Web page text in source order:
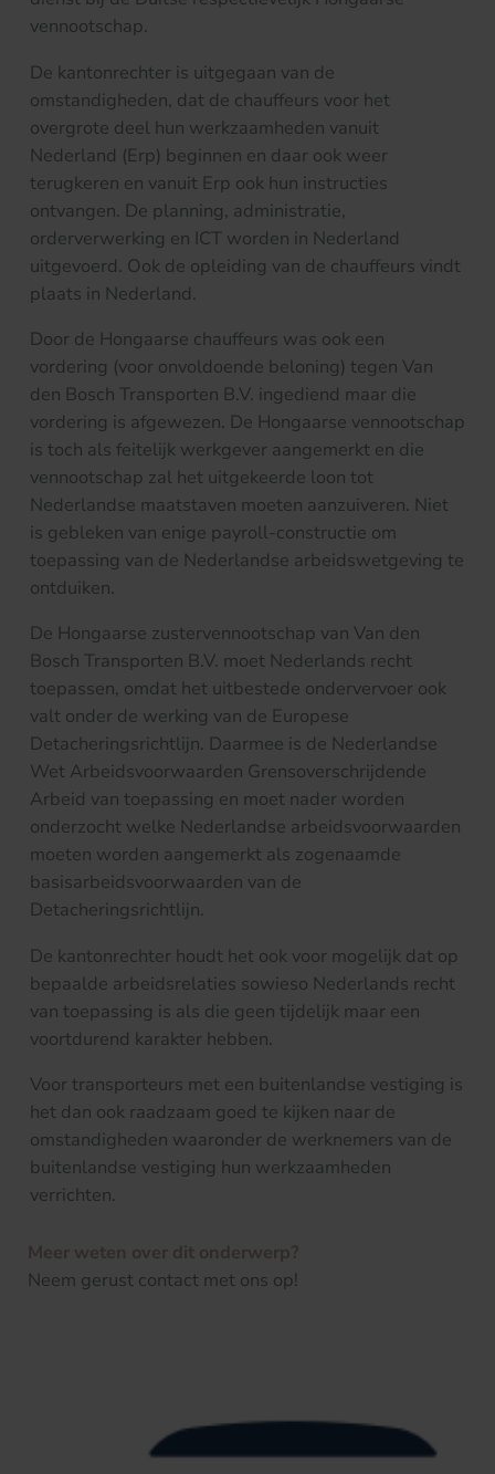
vennootschap.
De kantonrechter is uitgegaan van de
omstandigheden, dat de chauffeurs voor het
overgrote deel hun werkzaamheden vanuit
Nederland (Erp) beginnen en daar ook weer
terugkeren en vanuit Erp ook hun instructies
ontvangen. De planning, administratie,
orderverwerking en ICT worden in Nederland
uitgevoerd. Ook de opleiding van de chauffeurs vindt
plaats in Nederland.
Door de Hongaarse chauffeurs was ook een
vordering (voor onvoldoende beloning) tegen Van
den Bosch Transporten B.V. ingediend maar die
vordering is afgewezen. De Hongaarse vennootschap
is toch als feitelijk werkgever aangemerkt en die
vennootschap zal het uitgekeerde loon tot
Nederlandse maatstaven moeten aanzuiveren. Niet
is gebleken van enige payroll-constructie om
toepassing van de Nederlandse arbeidswetgeving te
ontduiken.
De Hongaarse zustervennootschap van Van den
Bosch Transporten B.V. moet Nederlands recht
toepassen, omdat het uitbestede ondervervoer ook
valt onder de werking van de Europese
Detacheringsrichtlijn. Daarmee is de Nederlandse
Wet Arbeidsvoorwaarden Grensoverschrijdende
Arbeid van toepassing en moet nader worden
onderzocht welke Nederlandse arbeidsvoorwaarden
moeten worden aangemerkt als zogenaamde
basisarbeidsvoorwaarden van de
Detacheringsrichtlijn.
De kantonrechter houdt het ook voor mogelijk dat op
bepaalde arbeidsrelaties sowieso Nederlands recht
van toepassing is als die geen tijdelijk maar een
voortdurend karakter hebben.
Voor transporteurs met een buitenlandse vestiging is
het dan ook raadzaam goed te kijken naar de
omstandigheden waaronder de werknemers van de
buitenlandse vestiging hun werkzaamheden
verrichten.
Meer weten over dit onderwerp?
Neem gerust contact met ons op!